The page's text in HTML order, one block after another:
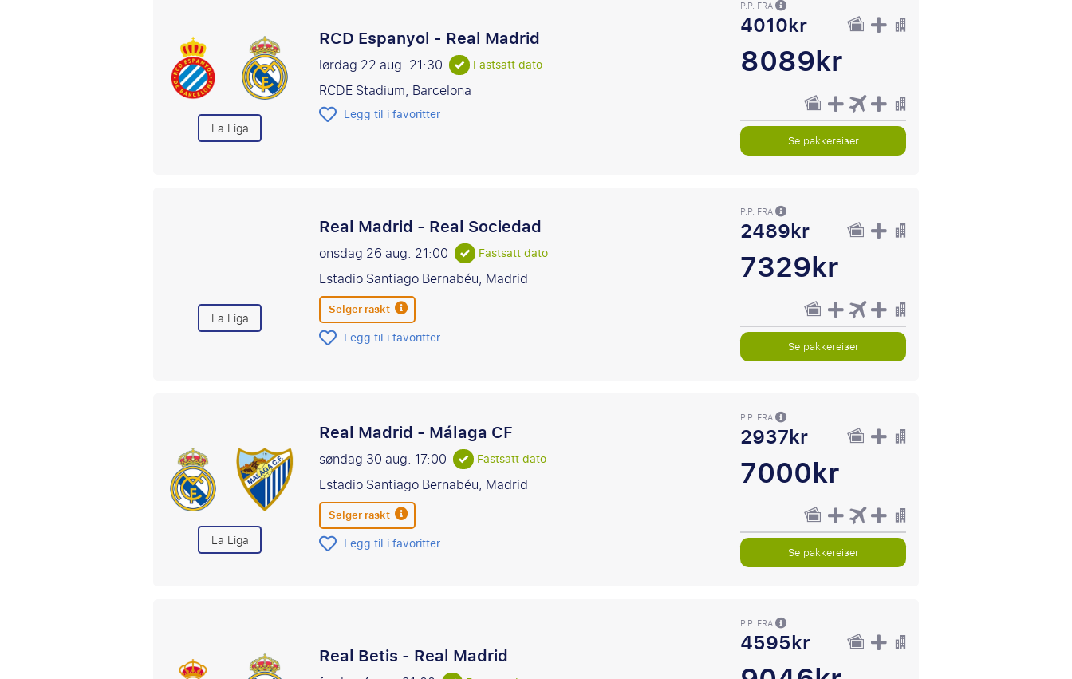
La Liga
RCD Espanyol - Real Madrid
lørdag 22 aug. 21:30 Fastsatt dato
RCDE Stadium, Barcelona
Legg til i favoritter
P.P. FRA
4010kr
8089kr
Se pakkereiser
La Liga
Real Madrid - Real Sociedad
onsdag 26 aug. 21:00 Fastsatt dato
Estadio Santiago Bernabéu, Madrid
Selger raskt
Legg til i favoritter
P.P. FRA
2489kr
7329kr
Se pakkereiser
La Liga
Real Madrid - Málaga CF
søndag 30 aug. 17:00 Fastsatt dato
Estadio Santiago Bernabéu, Madrid
Selger raskt
Legg til i favoritter
P.P. FRA
2937kr
7000kr
Se pakkereiser
Real Betis - Real Madrid
P.P. FRA
4595kr